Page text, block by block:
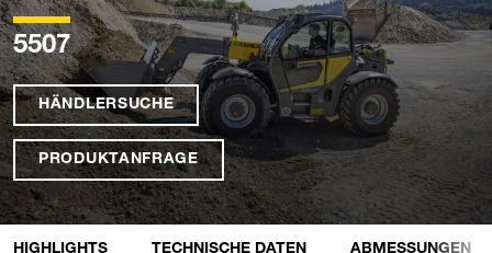
5507
HÄNDLERSUCHE
PRODUKTANFRAGE
HIGHLIGHTS TECHNISCHE DATEN ABMESSUNGEN